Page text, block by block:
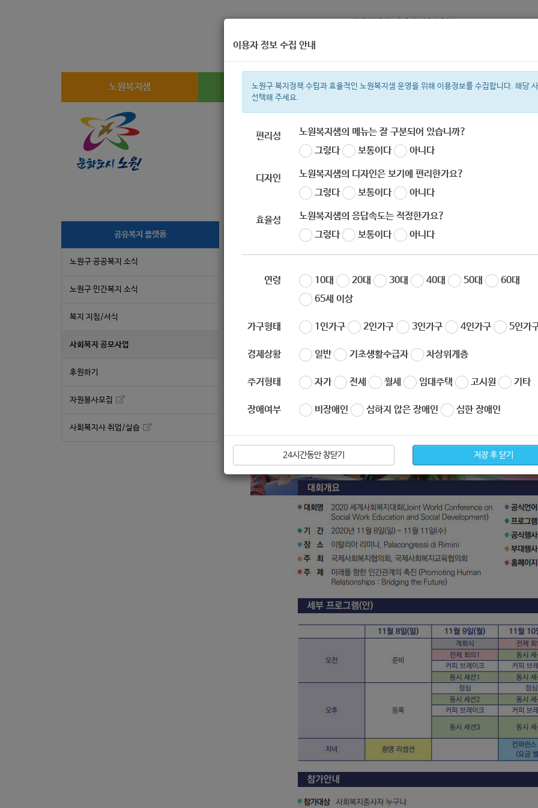
노원복지샘 복지정보 복지서비스 신청 복지
복지관 지원금 이용시설 ìº 성민복지관
이용자 정보 수집 안내
노원구 복지정책 수립과 효율적인 노원복지샘 운영을 위해 이용정보를 수집합니다. 해당
선택해 주세요.
편리성
노원복지샘의 메뉴는 잘 구분되어 있습니까?
그렇다
보통이다 아니다
디자인
노원복지샘의 디자인은 보기에 편리한가요?
그렇다
보통이다 아니다
효율성
노원복지샘의 응답속도는 적정한가요?
그렇다
보통이다 아니다
연령 10대 20대 30대 40대 50대
60대
65세 이상
가구형태 1인가구 2인가구 3인가구 4인가구 5인가
경제상황 일반 기초생활수급자 차상위계층
주거형태 자가 전세 월세 임대주택 고시원 기타
장애여부 비장애인 심하지 않은 장애인 심한 장애인
24시간동안 창닫기 저장 후 닫기
공유복지 플랫폼
노원구 공공복지 소식
노원구 민간복지 소식
복지 지침/서식
사회복지 공모사업
후원하기
자원봉사모집
사회복지사 취업/실습
[한국사회복지협의회] 2020 세계사회복지대회